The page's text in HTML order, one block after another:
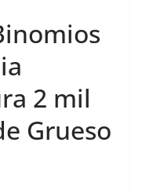
2 mil
Grueso